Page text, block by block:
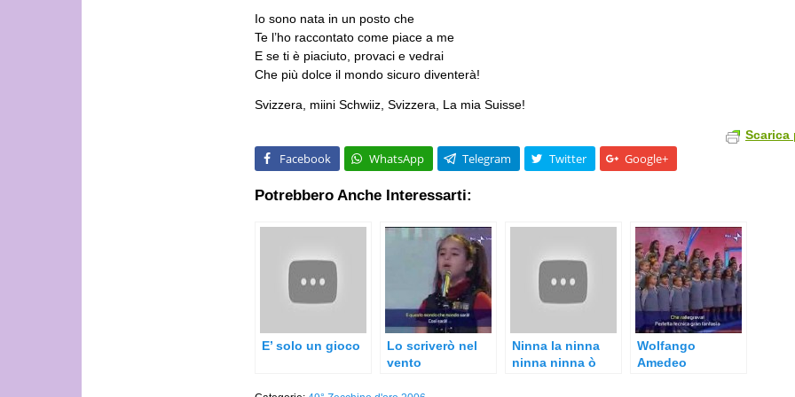
Io sono nata in un posto che
Te l’ho raccontato come piace a me
E se ti è piaciuto, provaci e vedrai
Che più dolce il mondo sicuro diventerà!
Svizzera, miini Schwiiz, Svizzera, La mia Suisse!
Scarica
Facebook WhatsApp Telegram Twitter Google+
Potrebbero Anche Interessarti:
E’ solo un gioco
Lo scriverò nel
vento
Ninna la ninna
ninna ninna ò
Wolfango
Amedeo